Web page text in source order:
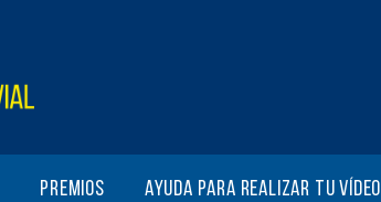
Premios Ayuda para realizar tu vídeo